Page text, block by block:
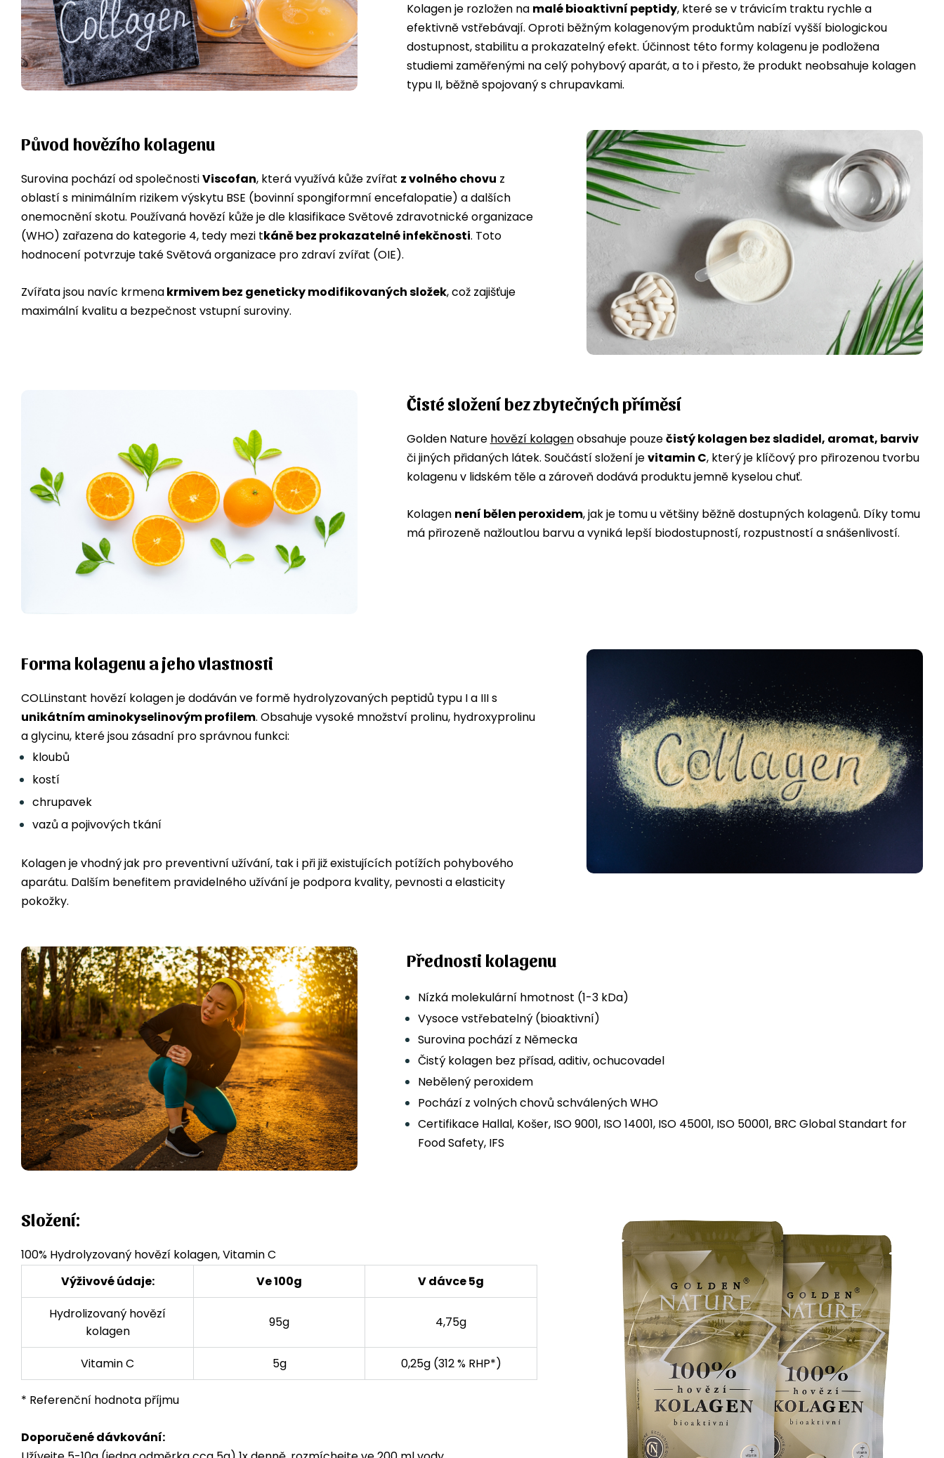
Kolagen je rozložen na malé bioaktivní peptidy, které se v trávicím traktu rychle a
efektivně vstřebávají. Oproti běžným kolagenovým produktům nabízí vyšší biologickou
dostupnost, stabilitu a prokazatelný efekt. Účinnost této formy kolagenu je podložena
studiemi zaměřenými na celý pohybový aparát, a to i přesto, že produkt neobsahuje kolagen
typu II, běžně spojovaný s chrupavkami.
Původ hovězího kolagenu
Surovina pochází od společnostiViscofan, která využívá kůže zvířat z volného chovu z
oblastí s minimálním rizikem výskytu BSE (bovinní spongiformní encefalopatie) a dalších
onemocnění skotu. Používaná hovězí kůže je dle klasifikace Světové zdravotnické organizace
(WHO) zařazena do kategorie 4, tedy mezi tkáně bez prokazatelné infekčnosti. Toto
hodnocení potvrzuje také Světová organizace pro zdraví zvířat (OIE).
Zvířata jsou navíc krmenakrmivem bez geneticky modifikovaných složek, což zajišťuje
maximální kvalitu a bezpečnost vstupní suroviny.
Čisté složení bez zbytečných příměsí
Golden Nature hovězí kolagenobsahuje pouzečistý kolagen bez sladidel, aromat, barviv
či jiných přidaných látek. Součástí složení jevitamin C, který je klíčový pro přirozenou tvorbu
kolagenu v lidském těle a zároveň dodává produktu jemně kyselou chuť.
Kolagen není bělen peroxidem, jak je tomu u většiny běžně dostupných kolagenů. Díky tomu
má přirozeně nažloutlou barvu a vyniká lepší biodostupností, rozpustností a snášenlivostí.
Forma kolagenu a jeho vlastnosti
COLLinstant hovězí kolagen je dodáván ve formě hydrolyzovaných peptidů typu I a III s
unikátním aminokyselinovým profilem. Obsahuje vysoké množství prolinu, hydroxyprolinu
a glycinu, které jsou zásadní pro správnou funkci:
kloubů
kostí
chrupavek
vazů a pojivových tkání
Kolagen je vhodný jak pro preventivní užívání, tak i při již existujících potížích pohybového
aparátu. Dalším benefitem pravidelného užívání je podpora kvality, pevnosti a elasticity
pokožky.
Přednosti kolagenu
Nízká molekulární hmotnost (1-3 kDa)
Vysoce vstřebatelný (bioaktivní)
Surovina pochází z Německa
Čistý kolagen bez přísad, aditiv, ochucovadel
Nebělený peroxidem
Pochází z volných chovů schválených WHO
Certifikace Hallal, Košer, ISO 9001, ISO 14001, ISO 45001, ISO 50001, BRC Global Standart for
Food Safety, IFS
Složení:
100% Hydrolyzovaný hovězí kolagen, Vitamin C
Výživové údaje:
Ve 100g
V dávce 5g
Hydrolizovaný hovězí
kolagen
95g 4,75g
Vitamin C 5g 0,25g (312 % RHP*)
* Referenční hodnota příjmu
Doporučené dávkování: